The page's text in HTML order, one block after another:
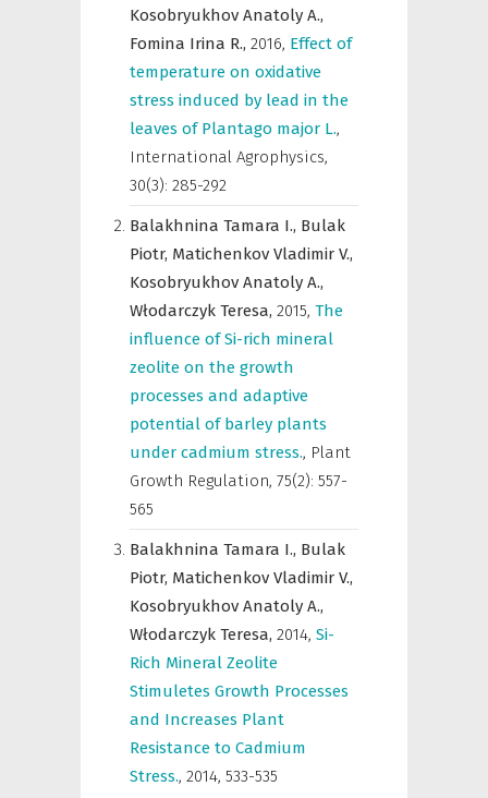
Kosobryukhov Anatoly A.,
Fomina Irina R., 2016, Effect of
temperature on oxidative
stress induced by lead in the
leaves of Plantago major L.,
International Agrophysics,
30(3): 285-292
Balakhnina Tamara I., Bulak
Piotr, Matichenkov Vladimir V.,
Kosobryukhov Anatoly A.,
Włodarczyk Teresa, 2015, The
influence of Si-rich mineral
zeolite on the growth
processes and adaptive
potential of barley plants
under cadmium stress., Plant
Growth Regulation, 75(2): 557-
565
Balakhnina Tamara I., Bulak
Piotr, Matichenkov Vladimir V.,
Kosobryukhov Anatoly A.,
Włodarczyk Teresa, 2014, Si-
Rich Mineral Zeolite
Stimuletes Growth Processes
and Increases Plant
Resistance to Cadmium
Stress., 2014, 533-535